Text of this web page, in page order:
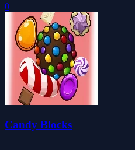
0
Candy Blocks